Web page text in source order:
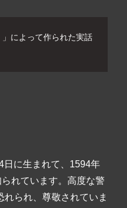
によって作られた実話
日に生まれて、1594年
れています。高度な警
られ、尊敬されていま